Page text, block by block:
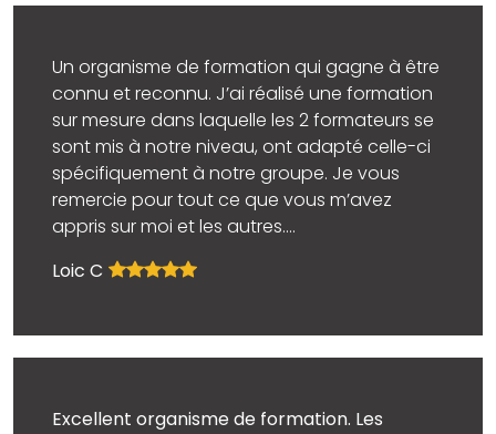
Un organisme de formation qui gagne à être
connu et reconnu. J’ai réalisé une formation
sur mesure dans laquelle les 2 formateurs se
sont mis à notre niveau, ont adapté celle-ci
spécifiquement à notre groupe. Je vous
remercie pour tout ce que vous m’avez
appris sur moi et les autres.…
Loic C
Excellent organisme de formation. Les